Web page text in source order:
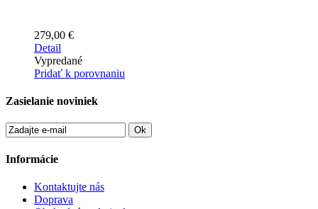
279,00 €
Detail
Vypredané
Pridať k porovnaniu
Zasielanie noviniek
Ok
Informácie
Kontaktujte nás
Doprava